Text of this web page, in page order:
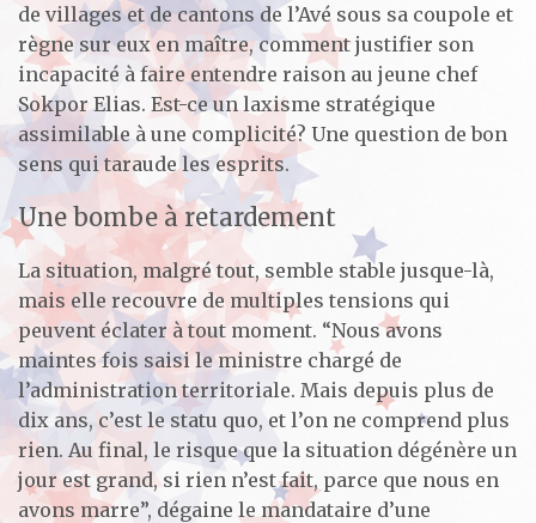
de villages et de cantons de l’Avé sous sa coupole et
règne sur eux en maître, comment justifier son
incapacité à faire entendre raison au jeune chef
Sokpor Elias. Est-ce un laxisme stratégique
assimilable à une complicité? Une question de bon
sens qui taraude les esprits.
Une bombe à retardement
La situation, malgré tout, semble stable jusque-là,
mais elle recouvre de multiples tensions qui
peuvent éclater à tout moment. “Nous avons
maintes fois saisi le ministre chargé de
l’administration territoriale. Mais depuis plus de
dix ans, c’est le statu quo, et l’on ne comprend plus
rien. Au final, le risque que la situation dégénère un
jour est grand, si rien n’est fait, parce que nous en
avons marre”, dégaine le mandataire d’une